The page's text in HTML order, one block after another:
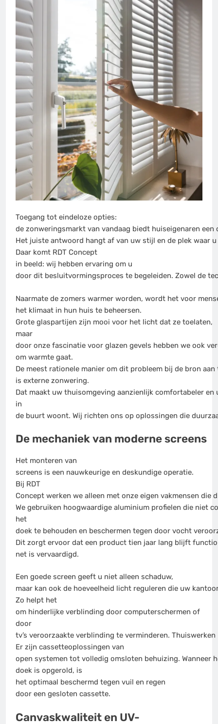
Toegang tot eindeloze opties:
de zonweringsmarkt van vandaag biedt huiseigenaren een
Het juiste antwoord hangt af van uw stijl en de plek waar
Daar komt RDT Concept
in beeld: wij hebben ervaring om u
door dit besluitvormingsproces te begeleiden. Zowel de
Naarmate de zomers warmer worden, wordt het voor
het klimaat in hun huis te beheersen.
Grote glaspartijen zijn mooi voor het licht dat ze toelaten,
maar
door onze fascinatie voor glazen gevels hebben we ook
om warmte gaat.
De meest rationele manier om dit probleem bij de bron aan
is externe zonwering.
Dat maakt uw thuisomgeving aanzienlijk comfortabeler
in
de buurt woont. Wij richten ons op oplossingen die
De mechaniek van moderne screens
Het monteren van
screens is een nauwkeurige en deskundige operatie.
Bij RDT
Concept werken we alleen met onze eigen vakmensen die
We gebruiken hoogwaardige aluminium profielen die niet
het
doek te behouden en beschermen tegen door vocht
Dit zorgt ervoor dat een product tien jaar lang blijft
net is vervaardigd.
Een goede screen geeft u niet alleen schaduw,
maar kan ook de hoeveelheid licht reguleren die uw
Zo helpt het
om hinderlijke verblinding door computerschermen of
door
tv’s veroorzaakte verblinding te verminderen.
Er zijn cassetteoplossingen van
open systemen tot volledig omsloten behuizing. Wanneer
doek is opgerold, is
het optimaal beschermd tegen vuil en regen
door een gesloten cassette.
Canvaskwaliteit en UV-